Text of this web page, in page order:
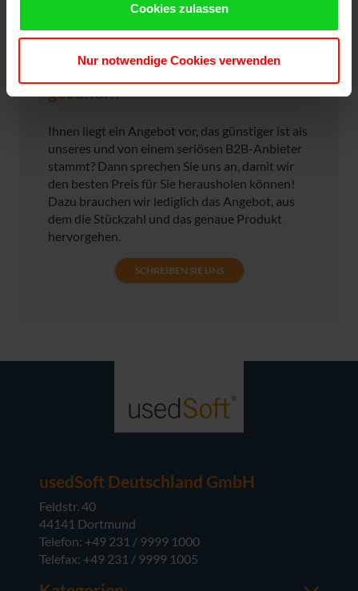
Cookies zulassen
Nur notwendige Cookies verwenden
Produkt woanders günstiger
gesehen?
Ihnen liegt ein Angebot vor, das günstiger ist als
unseres und von einem seriösen B2B-Anbieter
stammt? Dann sprechen Sie uns an, damit wir
den besten Preis für Sie herausholen können!
Dazu brauchen wir lediglich das Angebot, aus
dem die Stückzahl und das genaue Produkt
hervorgehen.
SCHREIBEN SIE UNS
usedSoft Deutschland GmbH
Feldstr. 40
44141 Dortmund
Telefon: +49 231 / 9999 1000
Telefax: +49 231 / 9999 1005